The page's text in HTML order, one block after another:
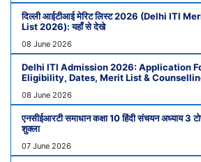
दिल्ली आईटीआई मेरिट लिस्ट 2026 (Delhi ITI
List 2026): यहाँ से देखे
08 June 2026
Delhi ITI Admission 2026: Application
Eligibility, Dates, Merit List &
08 June 2026
एनसीईआरटी समाधान कक्षा 10 हिंदी संचयन अध्याय 3
शुक्ला
07 June 2026